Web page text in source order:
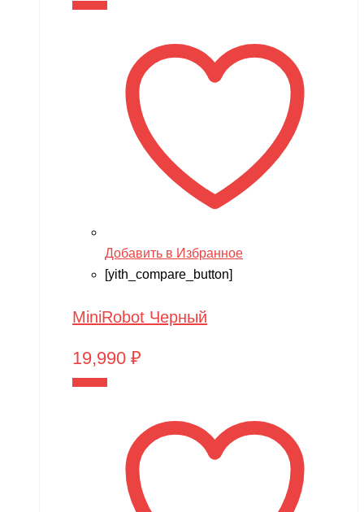
Добавить в Избранное
[yith_compare_button]
MiniRobot Черный
19,990 ₽